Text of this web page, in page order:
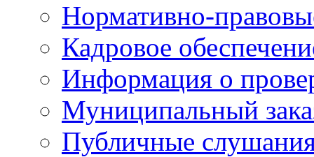
Нормативно-
Кадровое
Информация о
Муниципальный
Публичные